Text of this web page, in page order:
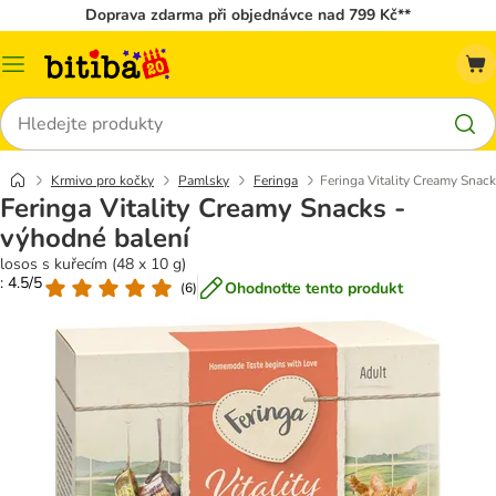
Doprava zdarma při objednávce nad 799 Kč**
Kategorie
Hledat
Krmivo pro kočky Pamlsky Feringa Feringa Vitality Creamy
Feringa Vitality Creamy Snacks -
výhodné balení
losos s kuřecím (48 x 10 g)
: 4.5/5
(6) Ohodnoťte tento produkt